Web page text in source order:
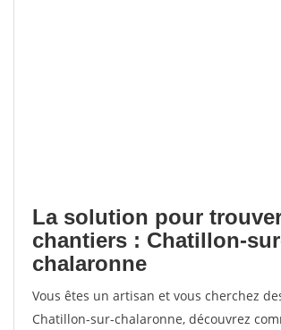
La solution pour
chantiers : Chatillon-
chalaronne
Vous êtes un artisan et vous cherchez
Chatillon-sur-chalaronne, découvrez